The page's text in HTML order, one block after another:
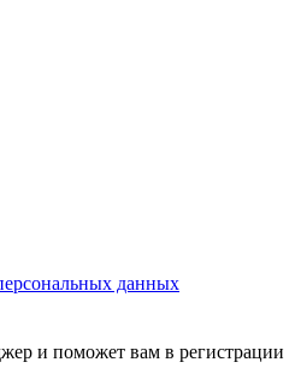
данных
и поможет вам в регистрации